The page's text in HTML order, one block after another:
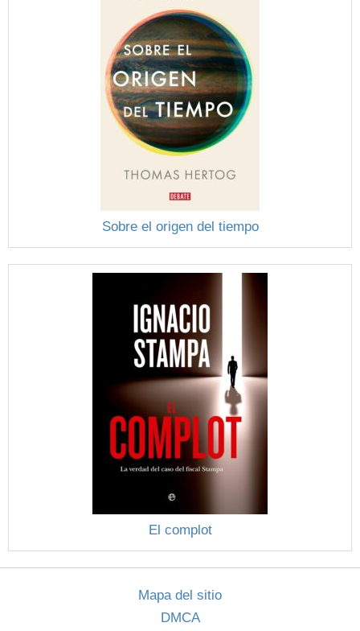
Sobre el origen del tiempo
El complot
Mapa del sitio
DMCA